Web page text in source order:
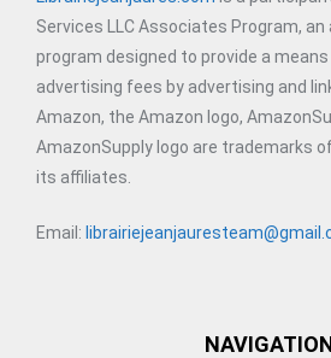
Services LLC Associates Program,
program designed to provide a
advertising fees by advertising and
Amazon, the Amazon logo,
AmazonSupply logo are trademarks
its affiliates.
Email: